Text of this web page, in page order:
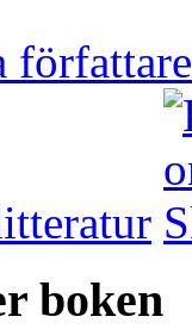
författare
boken